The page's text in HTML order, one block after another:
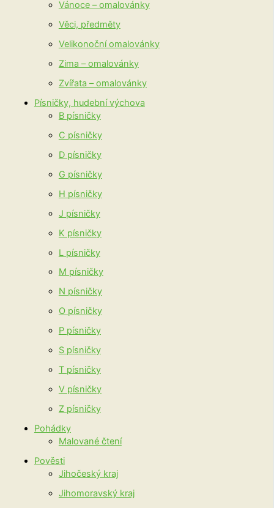
Vánoce – omalovánky
Věci, předměty
Velikonoční omalovánky
Zima – omalovánky
Zvířata – omalovánky
Písničky, hudební výchova
B písničky
C písničky
D písničky
G písničky
H písničky
J písničky
K písničky
L písničky
M písničky
N písničky
O písničky
P písničky
S písničky
T písničky
V písničky
Z písničky
Pohádky
Malované čtení
Pověsti
Jihočeský kraj
Jihomoravský kraj